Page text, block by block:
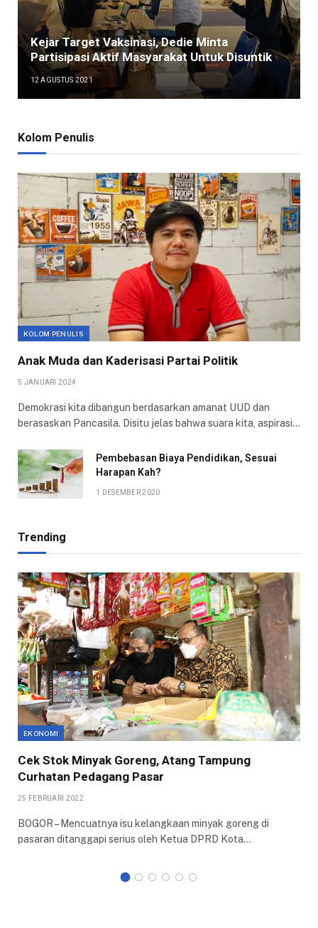
Kejar Target Vaksinasi, Dedie Minta
Partisipasi Aktif Masyarakat Untuk Disuntik
12 AGUSTUS 2021
Kolom Penulis
KOLOM PENULIS
Anak Muda dan Kaderisasi Partai Politik
5 JANUARI 2024
Demokrasi kita dibangun berdasarkan amanat UUD dan
berasaskan Pancasila. Disitu jelas bahwa suara kita, aspirasi…
Pembebasan Biaya Pendidikan, Sesuai
Harapan Kah?
1 DESEMBER 2020
Trending
EKONOMI
Cek Stok Minyak Goreng, Atang Tampung
Curhatan Pedagang Pasar
25 FEBRUARI 2022
BOGOR – Mencuatnya isu kelangkaan minyak goreng di
pasaran ditanggapi serius oleh Ketua DPRD Kota…